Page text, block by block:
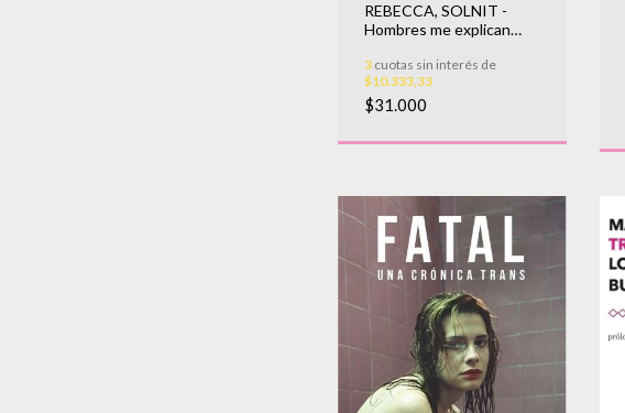
REBECCA, SOLNIT -
Hombres me explican
3 cuotas sin interés de
$10.333,33
$31.000